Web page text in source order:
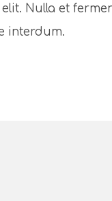
Nulla et
interdum.